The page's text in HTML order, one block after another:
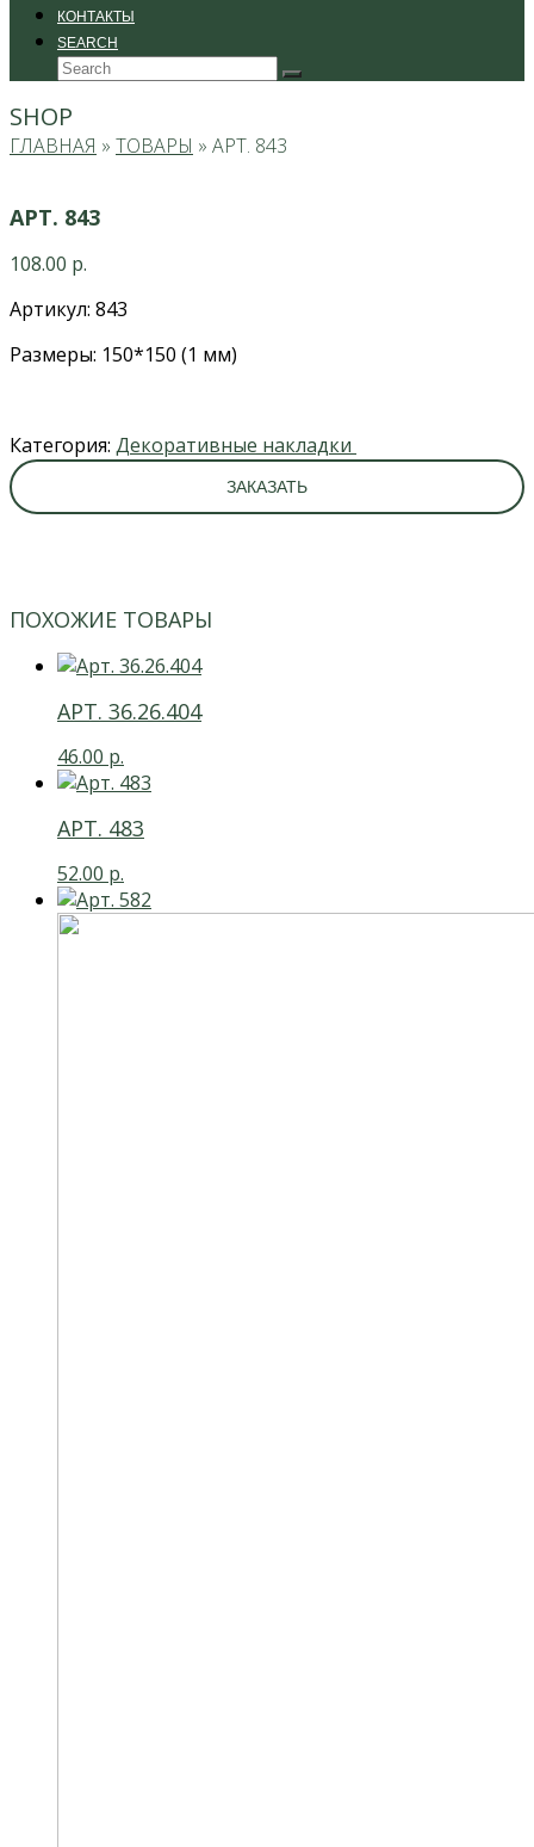
КОНТАКТЫ
SEARCH
Search
Submit
SHOP
ГЛАВНАЯ » ТОВАРЫ » АРТ. 843
АРТ. 843
108.00 р.
Артикул: 843
Размеры: 150*150 (1 мм)
Категория: Декоративные накладки
ЗАКАЗАТЬ
ПОХОЖИЕ ТОВАРЫ
АРТ. 36.26.404
46.00 р.
АРТ. 483
52.00 р.